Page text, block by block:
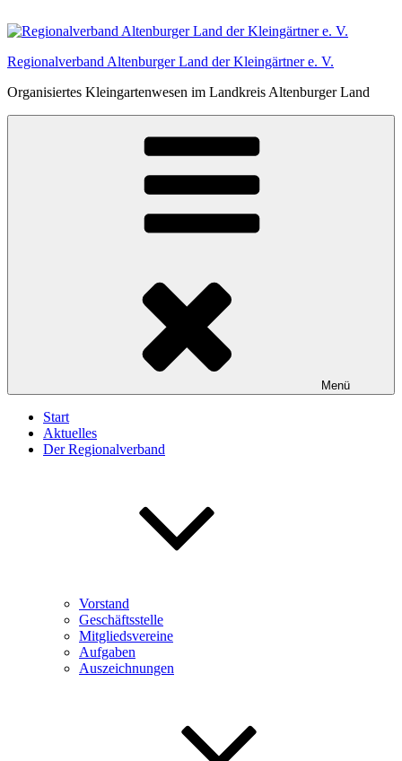
Inhalt
Regionalverband Altenburger Land der Kleingärtner e. V.
Organisiertes Kleingartenwesen im Landkreis Altenburger Land
Menü
Start
Aktuelles
Der Regionalverband
Vorstand
Geschäftsstelle
Mitgliedsvereine
Aufgaben
Auszeichnungen